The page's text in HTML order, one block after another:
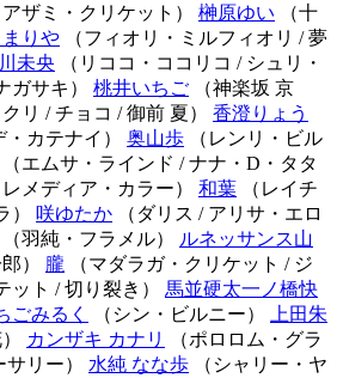
アザミ・クリケット） 榊原ゆい （十
りや （フィオリ・ミルフィオリ / 夢
未央 （リココ・ココリコ / シュリ・
ガサキ） 桃井いちご （神楽坂 京
クリ / チョコ / 御前 夏） 香澄りょう
・カテナイ） 奥山歩 （レンリ・ビル
（エムサ・ラインド / ナナ・D・タタ
レメディア・カラー） 和葉 （レイチ
） 咲ゆたか （ダリス / アリサ・エロ
（羽純・フラメル） ルネッサンス山
） 朧 （マダラガ・クリケット / ジ
ット / 切り裂き） 馬並硬太一ノ橋快
ごみるく （シン・ビルニー） 上田朱
カンザキ カナリ
（ポロロム・グラ
リー） 水純 なな歩 （シャリー・ヤ